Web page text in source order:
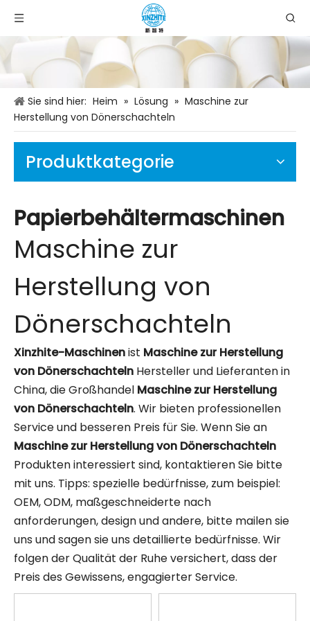
Sie sind hier: Heim » Lösung » Maschine zur
Herstellung von Dönerschachteln
Produktkategorie
Papierbehältermaschinen
Maschine zur
Herstellung von
Dönerschachteln
Xinzhite-Maschinenist Maschine zur Herstellung
von Dönerschachteln Hersteller und Lieferanten in
China, die Großhandel Maschine zur Herstellung
von Dönerschachteln. Wir bieten professionellen
Service und besseren Preis für Sie. Wenn Sie an
Maschine zur Herstellung von Dönerschachteln
Produkten interessiert sind, kontaktieren Sie bitte
mit uns. Tipps: spezielle bedürfnisse, zum beispiel:
OEM, ODM, maßgeschneiderte nach
anforderungen, design und andere, bitte mailen sie
uns und sagen sie uns detaillierte bedürfnisse. Wir
folgen der Qualität der Ruhe versichert, dass der
Preis des Gewissens, engagierter Service.